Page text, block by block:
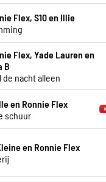
Flex, S10 en Illie
Flex, Yade Lauren en
B
de nacht alleen
en Ronnie Flex
schuur
en Ronnie Flex